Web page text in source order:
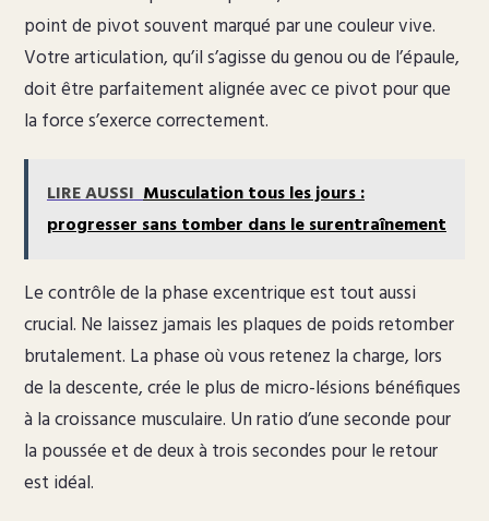
point de pivot souvent marqué par une couleur vive.
Votre articulation, qu’il s’agisse du genou ou de l’épaule,
doit être parfaitement alignée avec ce pivot pour que
la force s’exerce correctement.
LIRE AUSSI Musculation tous les jours :
progresser sans tomber dans le surentraînement
Le contrôle de la phase excentrique est tout aussi
crucial. Ne laissez jamais les plaques de poids retomber
brutalement. La phase où vous retenez la charge, lors
de la descente, crée le plus de micro-lésions bénéfiques
à la croissance musculaire. Un ratio d’une seconde pour
la poussée et de deux à trois secondes pour le retour
est idéal.